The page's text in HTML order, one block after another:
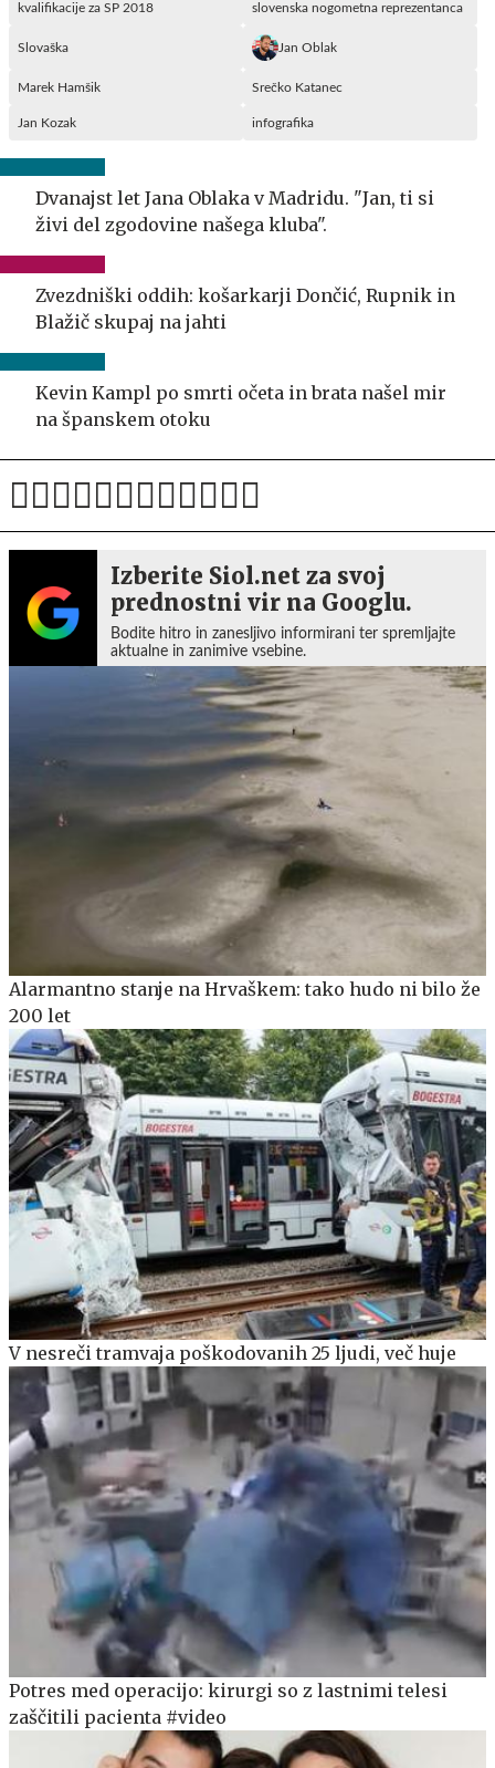
kvalifikacije za SP 2018 slovenska nogometna reprezentanca
Slovaška Jan Oblak
Marek Hamšik Srečko Katanec
Jan Kozak infografika
Dvanajst let Jana Oblaka v Madridu. "Jan, ti si
živi del zgodovine našega kluba".
Zvezdniški oddih: košarkarji Dončić, Rupnik in
Blažič skupaj na jahti
Kevin Kampl po smrti očeta in brata našel mir
na španskem otoku
Izberite Siol.net za svoj
prednostni vir na Googlu.
Bodite hitro in zanesljivo informirani ter spremljajte
aktualne in zanimive vsebine.
Alarmantno stanje na Hrvaškem: tako hudo ni bilo že
200 let
V nesreči tramvaja poškodovanih 25 ljudi, več huje
Potres med operacijo: kirurgi so z lastnimi telesi
zaščitili pacienta #video